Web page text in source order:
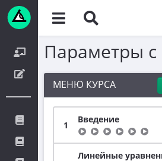
Параметры с
МЕНЮ КУРСА
1
Введение
Линейные